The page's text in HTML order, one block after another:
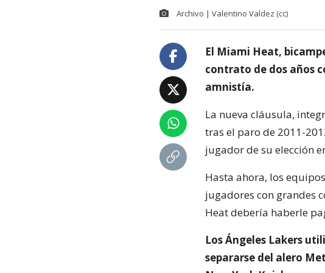
Archivo | Valentino Valdez (cc)
El Miami Heat,
contrato de dos años
amnistía.
La nueva cláusula,
tras el paro de 2011-
jugador de su elección
Hasta ahora, los
jugadores con grandes
Heat debería haberle
Los Ángeles Lakers
separarse del alero